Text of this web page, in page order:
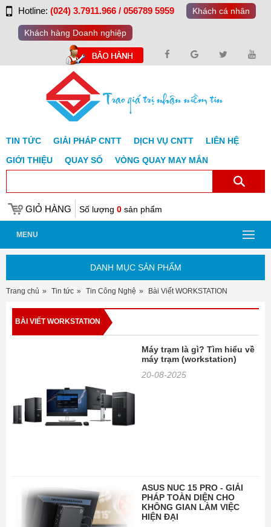
Hotline: (024) 3.7911.966 / 056789 5959 Khách cá nhân
Khách hàng Doanh nghiệp
TIN TỨC GIẢI PHÁP CNTT DỊCH VỤ CNTT
LIÊN HỆ
GIỚI THIỆU
QUAY SỐ VÒNG QUAY MAY MẮN
GIỎ HÀNG Số lượng 0 sản phẩm
MENU
DANH MỤC SẢN PHẨM
Trang chủ Tin tức Tin Công Nghệ Bài Viết WORKSTATION
BÀI VIẾT WORKSTATION
Máy trạm là gì? Tìm hiểu về
máy trạm (workstation)
20-08-2025
ASUS NUC 15 PRO - GIẢI
PHÁP TOÀN DIỆN CHO
KHÔNG GIAN LÀM VIỆC
HIỆN ĐẠI